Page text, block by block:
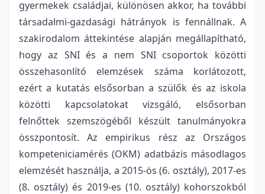
gyermekek családjai, különösen akkor, ha további
társadalmi-gazdasági hátrányok is fennállnak. A
szakirodalom áttekintése alapján megállapítható,
hogy az SNI és a nem SNI csoportok közötti
összehasonlító elemzések száma korlátozott,
ezért a kutatás elsősorban a szülők és az iskola
közötti kapcsolatokat vizsgáló, elsősorban
felnőttek szemszögéből készült tanulmányokra
összpontosít. Az empirikus rész az Országos
kompeteniciamérés (OKM) adatbázis másodlagos
elemzését használja, a 2015-ös (6. osztály), 2017-es
(8. osztály) és 2019-es (10. osztály) kohorszokból